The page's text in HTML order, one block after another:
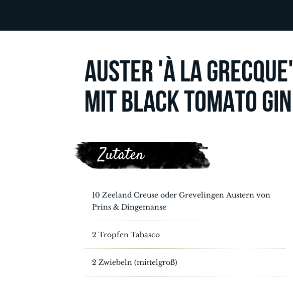
AUSTER 'À LA GRECQUE'
MIT BLACK TOMATO GIN
Zutaten
10 Zeeland Creuse oder Grevelingen Austern von
Prins & Dingemanse
2 Tropfen Tabasco
2 Zwiebeln (mittelgroß)